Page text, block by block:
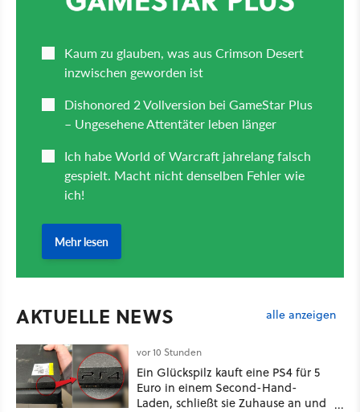
AKTUELLE NEWS alle anzeigen
vor 10 Stunden
Ein Glückspilz kauft eine PS4 für 5
Euro in einem Second-Hand-
Laden, schließt sie Zuhause an und